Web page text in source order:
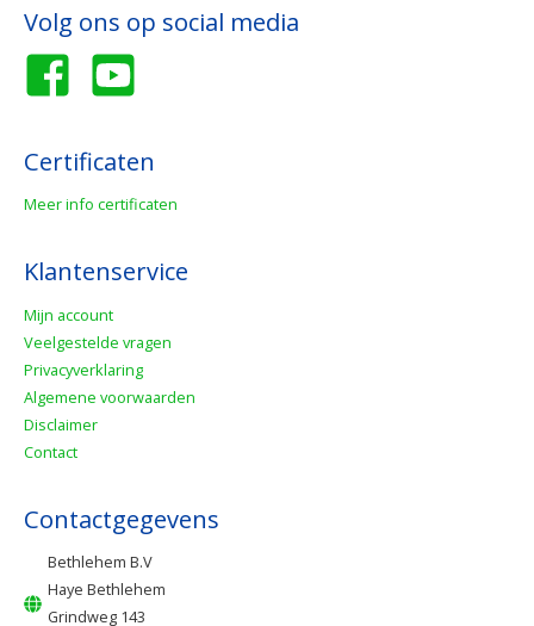
Volg ons op social media
Certificaten
Meer info certificaten
Klantenservice
Mijn account
Veelgestelde vragen
Privacyverklaring
Algemene voorwaarden
Disclaimer
Contact
Contactgegevens
Bethlehem B.V
Haye Bethlehem
Grindweg 143